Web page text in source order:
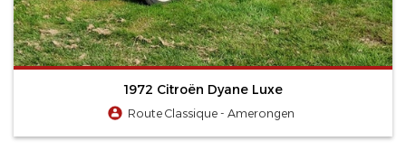
1972 Citroën Dyane Luxe
Route Classique - Amerongen